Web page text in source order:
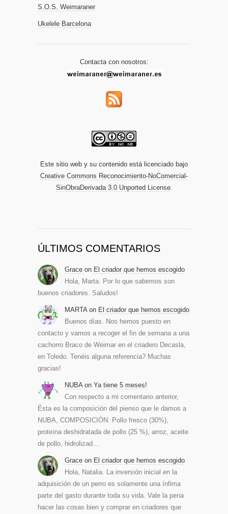
S.O.S. Weimaraner
Ukelele Barcelona
Contacta con nosotros:
Este sitio web y su contenido está licenciado bajo
Creative Commons Reconocimiento-NoComercial-
SinObraDerivada 3.0 Unported License.
ÚLTIMOS COMENTARIOS
Grace on El criador que hemos escogido
Hola, Marta. Por lo que sabemos son
buenos criadores. Saludos!
MARTA on El criador que hemos escogido
Buenos días. Nos hemos puesto en
contacto y vamos a recoger el fin de semana a una
cachorro Braco de Weimar en el criadero Decasla,
en Toledo. Tenéis alguna referencia? Muchas
gracias!
NUBA on Ya tiene 5 meses!
Con respecto a mi comentario anterior,
Ésta es la composición del pienso que le damos a
NUBA, COMPOSICIÓN: Pollo fresco (30%),
proteína deshidratada de pollo (25 %), arroz, aceite
de pollo, hidrolizad…
Grace on El criador que hemos escogido
Hola, Natalia. La inversión inicial en la
adquisición de un perro es solamente una ínfima
parte del gasto durante toda su vida. Vale la pena
hacer las cosas bien y comprar en criadores que